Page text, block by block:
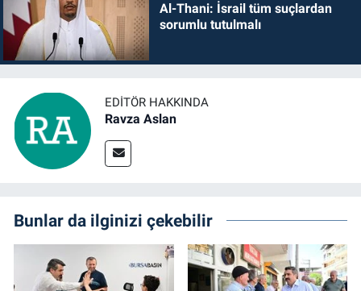
Al-Thani: İsrail tüm suçlardan
sorumlu tutulmalı
EDITÖR HAKKINDA
Ravza Aslan
Bunlar da ilginizi çekebilir